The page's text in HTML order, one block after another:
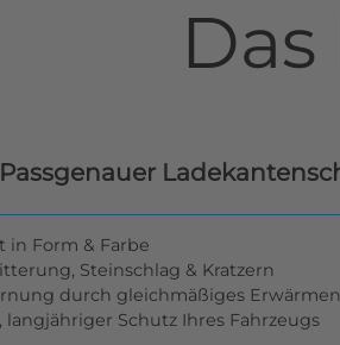
Passgenauer
in Form & Farbe
Steinschlag & Kratzern
durch gleichmäßiges
langjähriger Schutz Ihres Fahrzeugs